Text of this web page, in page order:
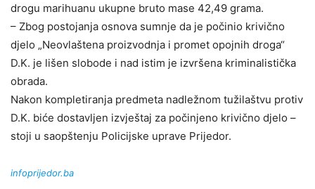
drogu marihuanu ukupne bruto mase 42,49 grama.
– Zbog postojanja osnova sumnje da je počinio krivično
djelo „Neovlaštena proizvodnja i promet opojnih droga“
D.K. je lišen slobode i nad istim je izvršena kriminalistička
obrada.
Nakon kompletiranja predmeta nadležnom tužilaštvu protiv
D.K. biće dostavljen izvještaj za počinjeno krivično djelo –
stoji u saopštenju Policijske uprave Prijedor.
infoprijedor.ba